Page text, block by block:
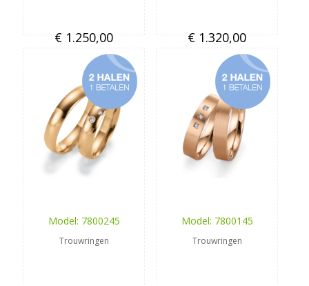
€ 1.250,00 € 1.320,00
Model: 7800245
Trouwringen
Model: 7800145
Trouwringen